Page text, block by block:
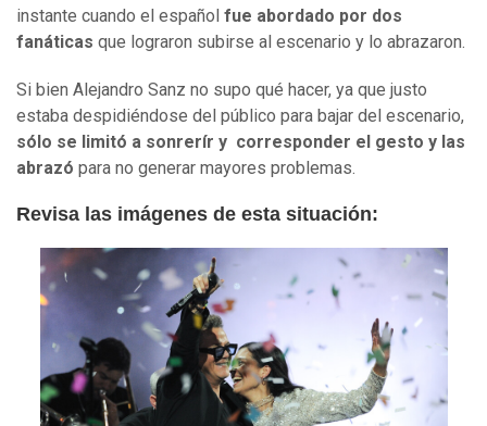
instante cuando el español fue abordado por dos
fanáticas que lograron subirse al escenario y lo abrazaron.
Si bien Alejandro Sanz no supo qué hacer, ya que justo
estaba despidiéndose del público para bajar del escenario,
sólo se limitó a sonrerír y corresponder el gesto y las
abrazó para no generar mayores problemas.
Revisa las imágenes de esta situación: